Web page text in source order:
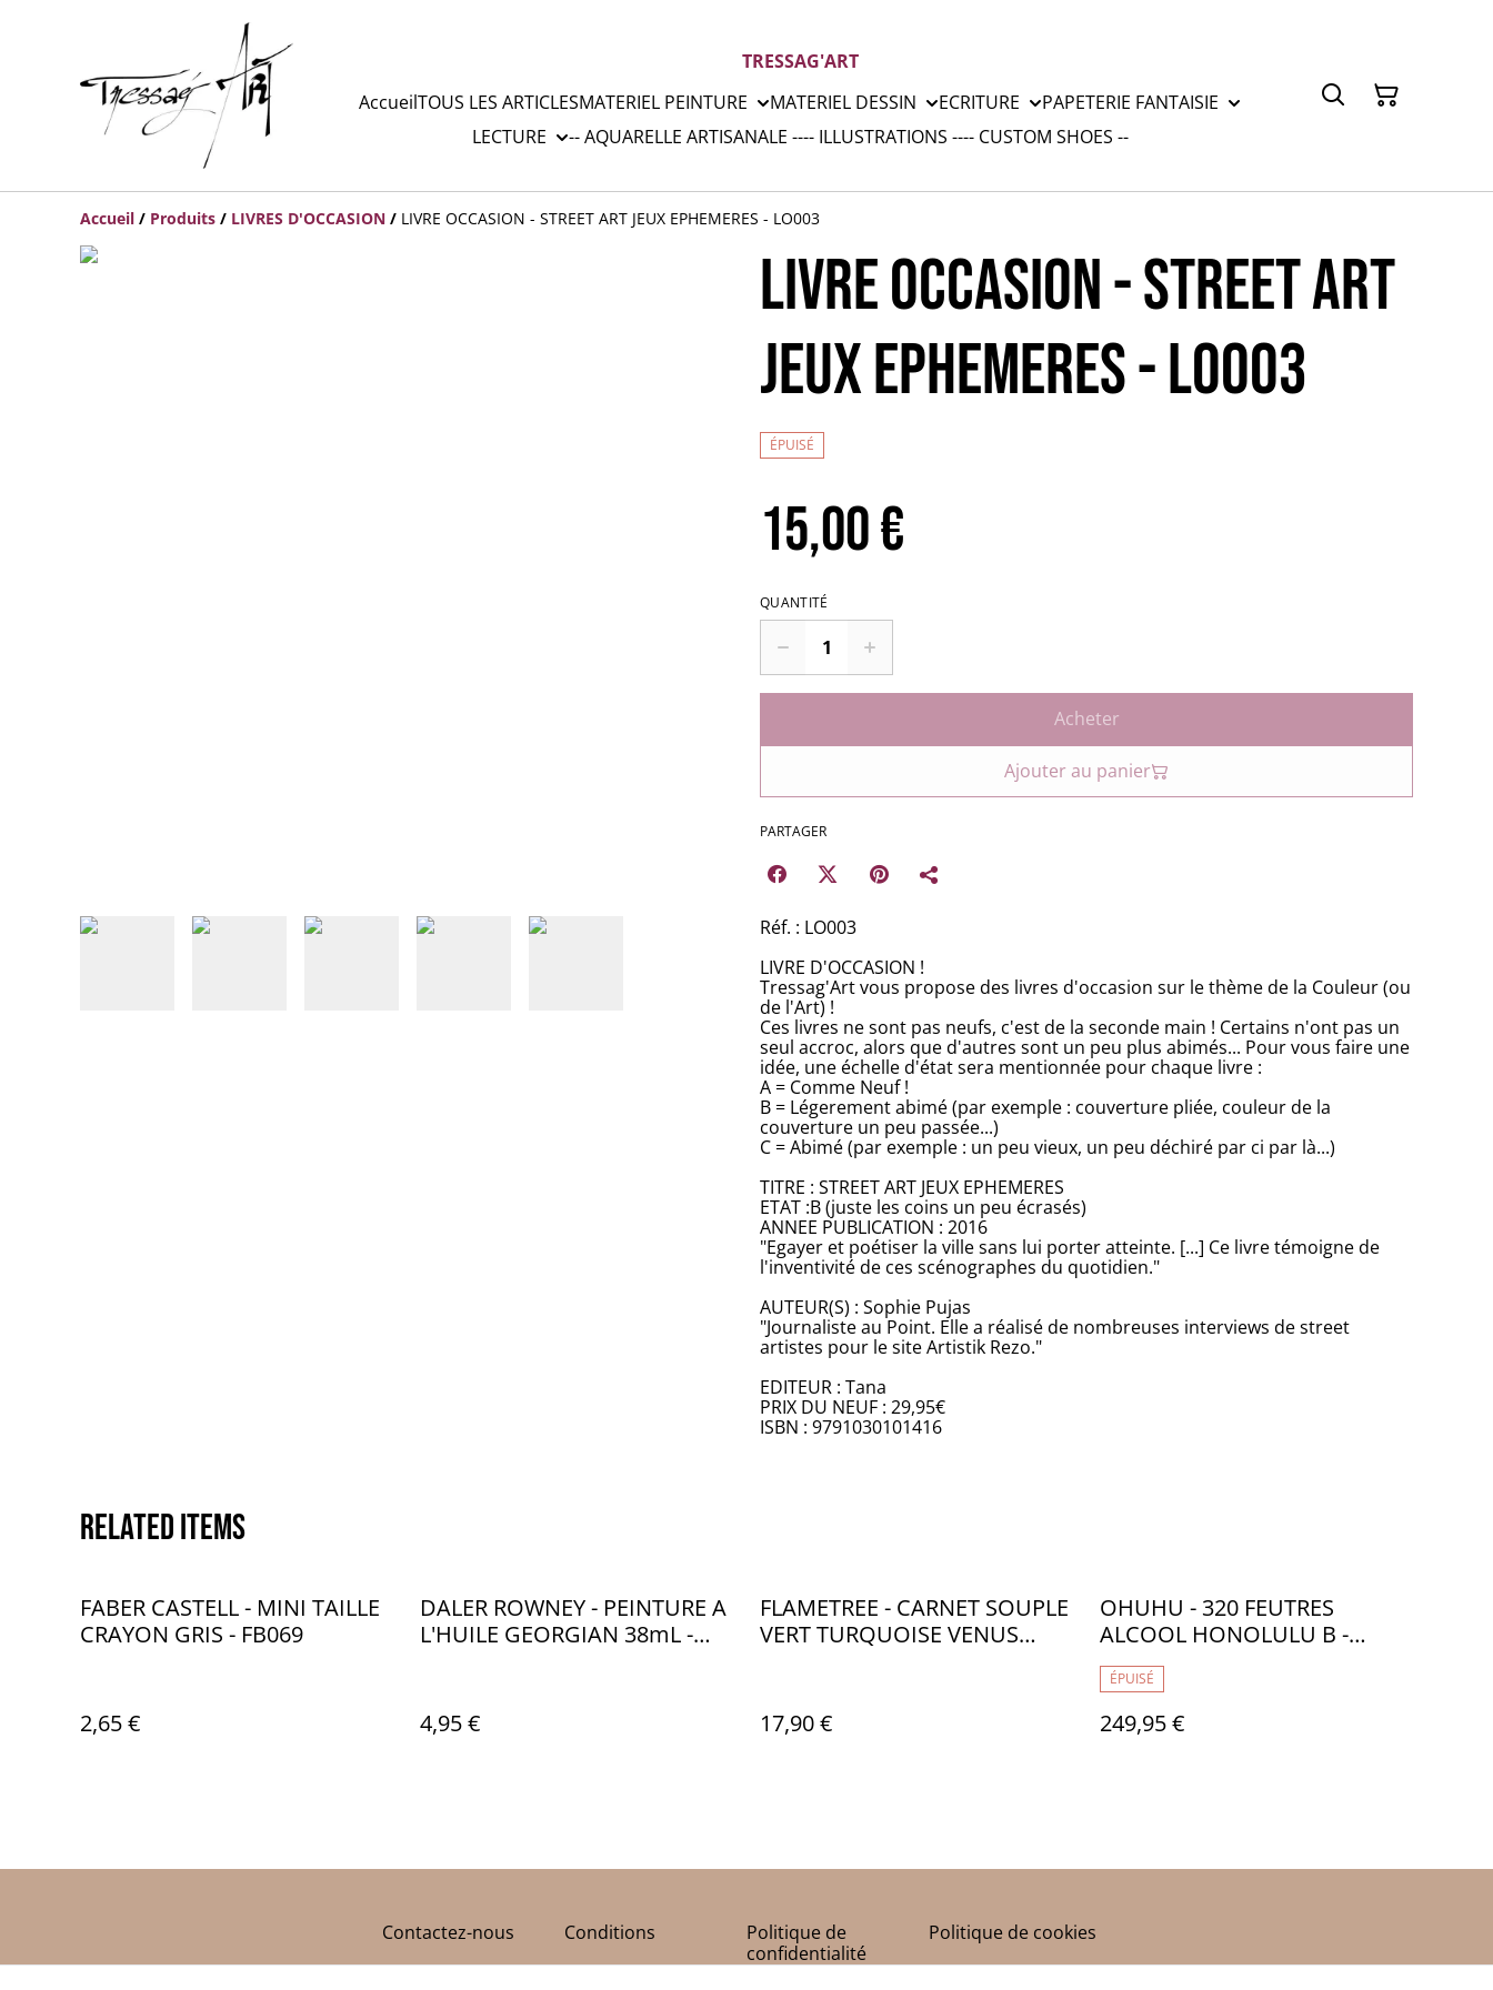
TRESSAG'ART
AccueilTOUS LES ARTICLESMATERIEL PEINTURE MATERIEL DESSIN ECRITURE
PAPETERIE FANTAISIE
LECTURE
-- AQUARELLE ARTISANALE ---- ILLUSTRATIONS ---- CUSTOM SHOES --
Accueil / Produits / LIVRES D'OCCASION / LIVRE OCCASION - STREET ART JEUX EPHEMERES - LO003
LIVRE OCCASION - STREET ART
JEUX EPHEMERES - LO003
ÉPUISÉ
15,00 €
QUANTITÉ
Acheter
Ajouter au panier
PARTAGER
Réf. : LO003
LIVRE D'OCCASION !
Tressag'Art vous propose des livres d'occasion sur le thème de la Couleur (ou
de l'Art) !
Ces livres ne sont pas neufs, c'est de la seconde main ! Certains n'ont pas un
seul accroc, alors que d'autres sont un peu plus abimés... Pour vous faire une
idée, une échelle d'état sera mentionnée pour chaque livre :
A = Comme Neuf !
B = Légerement abimé (par exemple : couverture pliée, couleur de la
couverture un peu passée...)
C = Abimé (par exemple : un peu vieux, un peu déchiré par ci par là...)
TITRE : STREET ART JEUX EPHEMERES
ETAT :B (juste les coins un peu écrasés)
ANNEE PUBLICATION : 2016
"Egayer et poétiser la ville sans lui porter atteinte. [...] Ce livre témoigne de
l'inventivité de ces scénographes du quotidien."
AUTEUR(S) : Sophie Pujas
"Journaliste au Point. Elle a réalisé de nombreuses interviews de street
artistes pour le site Artistik Rezo."
EDITEUR : Tana
PRIX DU NEUF : 29,95€
ISBN : 9791030101416
Related items
FABER CASTELL - MINI TAILLE
CRAYON GRIS - FB069
2,65 €
DALER ROWNEY - PEINTURE A
L'HUILE GEORGIAN 38mL -
4,95 €
FLAMETREE - CARNET SOUPLE
VERT TURQUOISE VENUS
17,90 €
OHUHU - 320 FEUTRES
ALCOOL HONOLULU B -
DOUBLE POINTE : PINCEAU
ET FINE - OH005
ÉPUISÉ
249,95 €
Contactez-nous Conditions
Politique de
confidentialité
Politique de cookies